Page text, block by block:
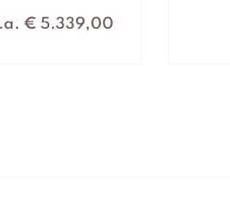
€ 5.339,00